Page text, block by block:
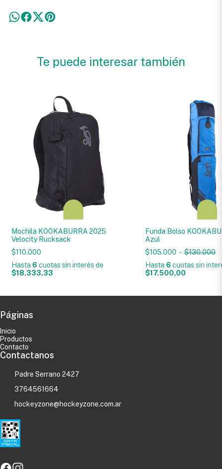
Te puede interesar también
Mochila KOOKABURRA 2025
Velocity Rucksack
$110.000
Hasta 6 cuotas sin interés de
$18.333,33
Funda Bolso
Azul
$105.000 - $130.000
Hasta 6 cuotas sin
$17.500,00
Páginas
Inicio
Productos
Contacto
Contactanos
Padre Serrano 2427
3764561664
hockeyzone@hockeyzone.com.ar